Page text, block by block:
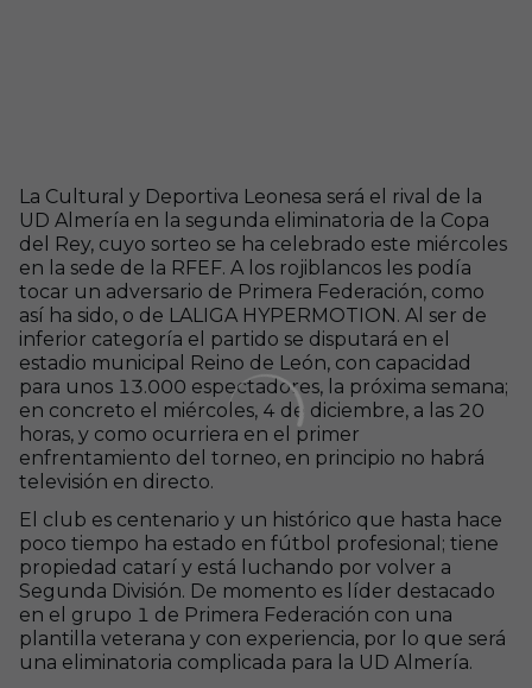
La Cultural y Deportiva Leonesa será el rival de la
UD Almería en la segunda eliminatoria de la Copa
del Rey, cuyo sorteo se ha celebrado este miércoles
en la sede de la RFEF. A los rojiblancos les podía
tocar un adversario de Primera Federación, como
así ha sido, o de LALIGA HYPERMOTION. Al ser de
inferior categoría el partido se disputará en el
estadio municipal Reino de León, con capacidad
para unos 13.000 espectadores, la próxima semana;
en concreto el miércoles, 4 de diciembre, a las 20
horas, y como ocurriera en el primer
enfrentamiento del torneo, en principio no habrá
televisión en directo.
El club es centenario y un histórico que hasta hace
poco tiempo ha estado en fútbol profesional; tiene
propiedad catarí y está luchando por volver a
Segunda División. De momento es líder destacado
en el grupo 1 de Primera Federación con una
plantilla veterana y con experiencia, por lo que será
una eliminatoria complicada para la UD Almería.